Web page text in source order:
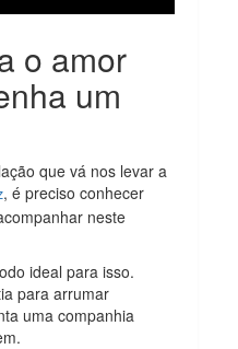
o amor
um
que vá nos levar a
, é preciso conhecer
neste
ideal para isso.
para arrumar
uma companhia